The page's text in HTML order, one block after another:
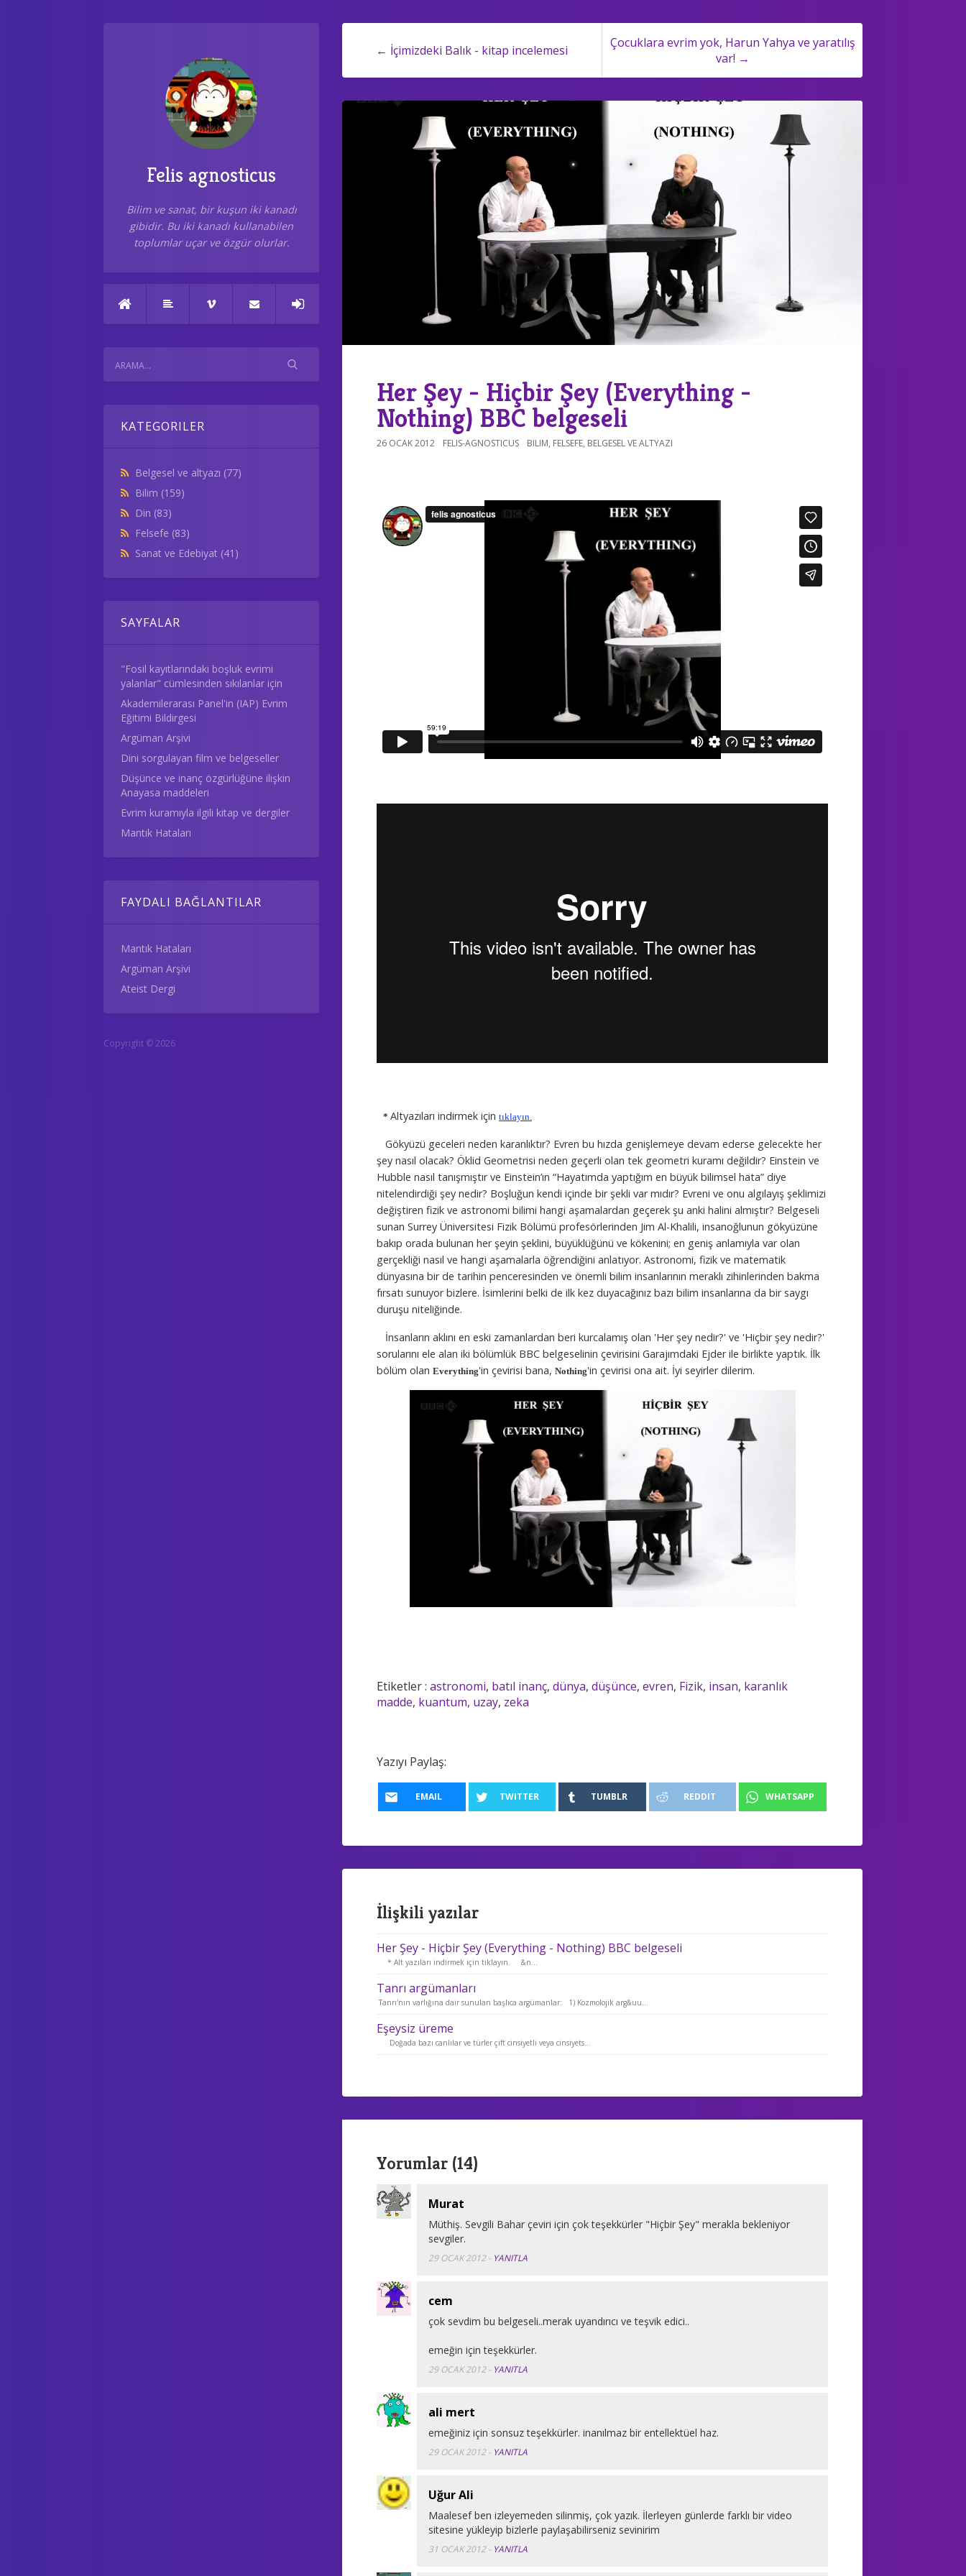
Felis agnosticus
Bilim ve sanat, bir kuşun iki kanadı
gibidir. Bu iki kanadı kullanabilen
toplumlar uçar ve özgür olurlar.
KATEGORILER
Belgesel ve altyazı (77)
Bilim (159)
Din (83)
Felsefe (83)
Sanat ve Edebiyat (41)
SAYFALAR
"Fosil kayıtlarındaki boşluk evrimi
yalanlar" cümlesinden sıkılanlar için
Akademilerarası Panel'in (IAP) Evrim
Eğitimi Bildirgesi
Argüman Arşivi
Dini sorgulayan film ve belgeseller
Düşünce ve inanç özgürlüğüne ilişkin
Anayasa maddeleri
Evrim kuramıyla ilgili kitap ve dergiler
Mantık Hataları
FAYDALI BAĞLANTILAR
Mantık Hataları
Argüman Arşivi
Ateist Dergi
Copyright © 2026
← İçimizdeki Balık - kitap incelemesi
Çocuklara evrim yok, Harun Yahya ve yaratılış
var! →
Her Şey - Hiçbir Şey (Everything -
Nothing) BBC belgeseli
26 OCAK 2012 FELIS-AGNOSTICUS BILIM, FELSEFE, BELGESEL VE ALTYAZI
* Altyazıları indirmek için tıklayın.
Gökyüzü geceleri neden karanlıktır? Evren bu hızda genişlemeye devam ederse gelecekte her
şey nasıl olacak? Öklid Geometrisi neden geçerli olan tek geometri kuramı değildir? Einstein ve
Hubble nasıl tanışmıştır ve Einstein’ın “Hayatımda yaptığım en büyük bilimsel hata” diye
nitelendirdiği şey nedir? Boşluğun kendi içinde bir şekli var mıdır? Evreni ve onu algılayış şeklimizi
değiştiren fizik ve astronomi bilimi hangi aşamalardan geçerek şu anki halini almıştır? Belgeseli
sunan Surrey Üniversitesi Fizik Bölümü profesörlerinden Jim Al-Khalili, insanoğlunun gökyüzüne
bakıp orada bulunan her şeyin şeklini, büyüklüğünü ve kökenini; en geniş anlamıyla var olan
gerçekliği nasıl ve hangi aşamalarla öğrendiğini anlatıyor. Astronomi, fizik ve matematik
dünyasına bir de tarihin penceresinden ve önemli bilim insanlarının meraklı zihinlerinden bakma
fırsatı sunuyor bizlere. İsimlerini belki de ilk kez duyacağınız bazı bilim insanlarına da bir saygı
duruşu niteliğinde.
İnsanların aklını en eski zamanlardan beri kurcalamış olan 'Her şey nedir?' ve 'Hiçbir şey nedir?'
sorularını ele alan iki bölümlük BBC belgeselinin çevirisini Garajımdaki Ejder ile birlikte yaptık. İlk
bölüm olan Everything'in çevirisi bana, Nothing'in çevirisi ona ait. İyi seyirler dilerim.
Etiketler : astronomi, batıl inanç, dünya, düşünce, evren, Fizik, insan, karanlık
madde, kuantum, uzay, zeka
Yazıyı Paylaş:
EMAIL TWITTER TUMBLR REDDIT WHATSAPP
İlişkili yazılar
Her Şey - Hiçbir Şey (Everything - Nothing) BBC belgeseli
* Alt yazıları indirmek için tıklayın. &n...
Tanrı argümanları
Tanrı'nın varlığına dair sunulan başlıca argümanlar: 1) Kozmolojik arg&uu...
Eşeysiz üreme
Doğada bazı canlılar ve türler çift cinsiyetli veya cinsiyets...
Yorumlar (14)
Murat
Müthiş. Sevgili Bahar çeviri için çok teşekkürler "Hiçbir Şey" merakla bekleniyor
sevgiler.
29 OCAK 2012- YANITLA
cem
çok sevdim bu belgeseli..merak uyandırıcı ve teşvik edici..
emeğin için teşekkürler.
29 OCAK 2012- YANITLA
ali mert
emeğiniz için sonsuz teşekkürler. inanılmaz bir entellektüel haz.
29 OCAK 2012- YANITLA
Uğur Ali
Maalesef ben izleyemeden silinmiş, çok yazık. İlerleyen günlerde farklı bir video
sitesine yükleyip bizlerle paylaşabilirseniz sevinirim
31 OCAK 2012- YANITLA